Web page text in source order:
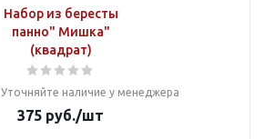
Набор из бересты
панно" Мишка"
(квадрат)
Уточняйте наличие у менеджера
375 руб./шт